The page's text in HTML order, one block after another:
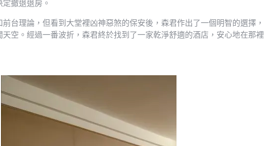
撤退退房。
台理論，但看到大堂裡凶神惡煞的保安後，森君作出了一個明智的選擇，
空。經過一番波折，森君終於找到了一家乾淨舒適的酒店，安心地在那裡